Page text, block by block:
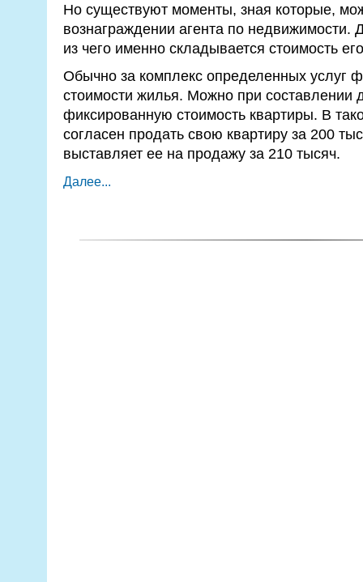
Но существуют моменты, зная которые,
вознаграждении агента по недвижимости.
из чего именно складывается стоимость
Обычно за комплекс определенных услуг
стоимости жилья. Можно при составлении
фиксированную стоимость квартиры. В
согласен продать свою квартиру за 200
выставляет ее на продажу за 210 тысяч.
Далее...